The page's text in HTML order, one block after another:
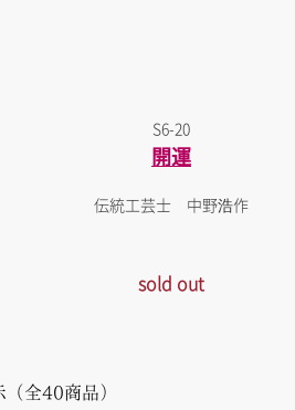
S6-20
開運
伝統工芸士 中野浩作
sold out
全40商品）